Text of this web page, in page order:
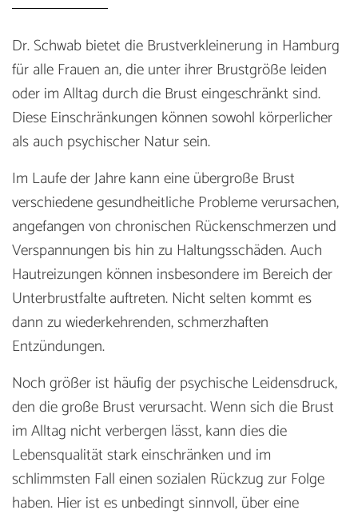
Dr. Schwab bietet die Brustverkleinerung in Hamburg
für alle Frauen an, die unter ihrer Brustgröße leiden
oder im Alltag durch die Brust eingeschränkt sind.
Diese Einschränkungen können sowohl körperlicher
als auch psychischer Natur sein.
Im Laufe der Jahre kann eine übergroße Brust
verschiedene gesundheitliche Probleme verursachen,
angefangen von chronischen Rückenschmerzen und
Verspannungen bis hin zu Haltungsschäden. Auch
Hautreizungen können insbesondere im Bereich der
Unterbrustfalte auftreten. Nicht selten kommt es
dann zu wiederkehrenden, schmerzhaften
Entzündungen.
Noch größer ist häufig der psychische Leidensdruck,
den die große Brust verursacht. Wenn sich die Brust
im Alltag nicht verbergen lässt, kann dies die
Lebensqualität stark einschränken und im
schlimmsten Fall einen sozialen Rückzug zur Folge
haben. Hier ist es unbedingt sinnvoll, über eine